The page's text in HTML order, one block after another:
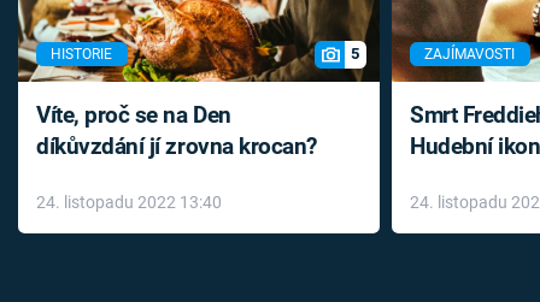
HISTORIE 5
Víte, proč se na Den
díkůvzdání jí zrovna krocan?
24. listopadu 2022 13:40
ZAJÍMAVOSTI
Smrt
Hudební
léky
24. listopadu